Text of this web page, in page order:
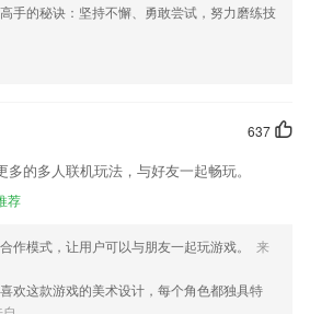
高手的秘诀：坚持不懈、勇敢尝试，努力磨练技
637
的多人联机玩法，与好友一起畅玩。
荐
作模式，让用户可以与朋友一起玩游戏。
来
喜欢这款游戏的美术设计，每个角色都独具特